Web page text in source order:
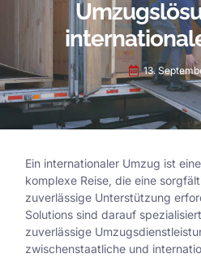
13.
Ein internationaler Umzug ist
komplexe Reise, die eine
zuverlässige Unterstützung
Solutions sind darauf
zuverlässige
zwischenstaatliche und